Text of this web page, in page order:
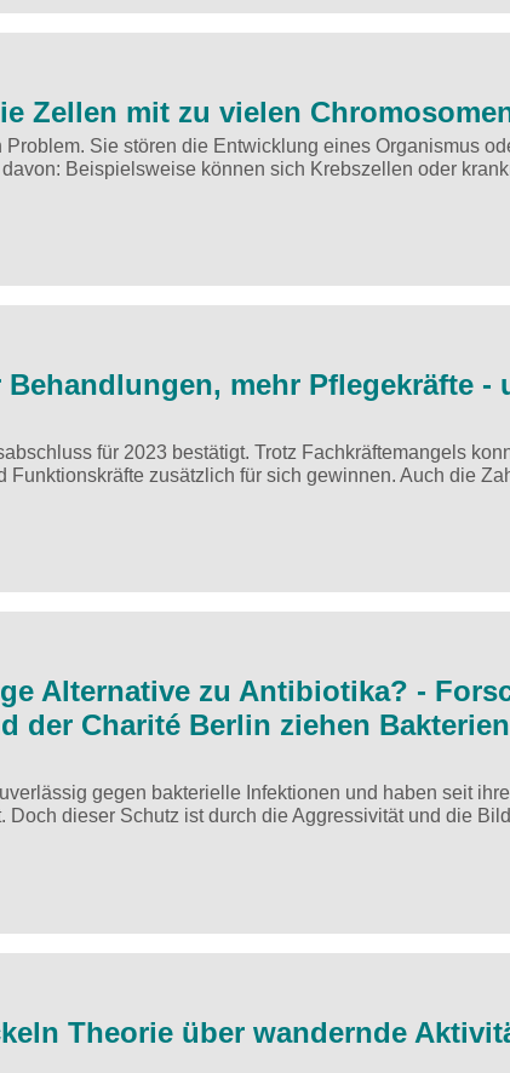
Zellen mit zu vielen
Sie stören die Entwicklung eines Organismus
Beispielsweise können sich Krebszellen oder
Behandlungen, mehr Pflegekräfte -
für 2023 bestätigt. Trotz Fachkräftemangels
zusätzlich für sich gewinnen. Auch die
Alternative zu Antibiotika? -
der Charité Berlin ziehen
gegen bakterielle Infektionen und haben seit
Doch dieser Schutz ist durch die Aggressivität und die
Theorie über wandernde